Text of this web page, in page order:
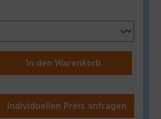
Gib den
In den Warenkorb
Individuellen Preis anfragen